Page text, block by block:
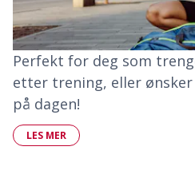
Perfekt for deg som
etter trening, eller
på dagen!
LES MER